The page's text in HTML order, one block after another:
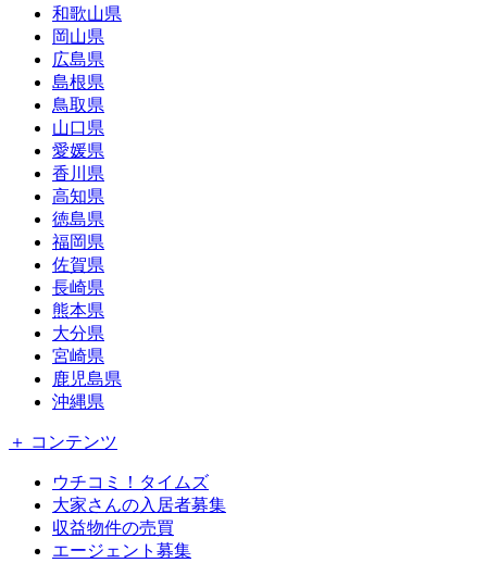
和歌山県
岡山県
広島県
島根県
鳥取県
山口県
愛媛県
香川県
高知県
徳島県
福岡県
佐賀県
長崎県
熊本県
大分県
宮崎県
鹿児島県
沖縄県
＋ コンテンツ
ウチコミ！タイムズ
大家さんの入居者募集
収益物件の売買
エージェント募集